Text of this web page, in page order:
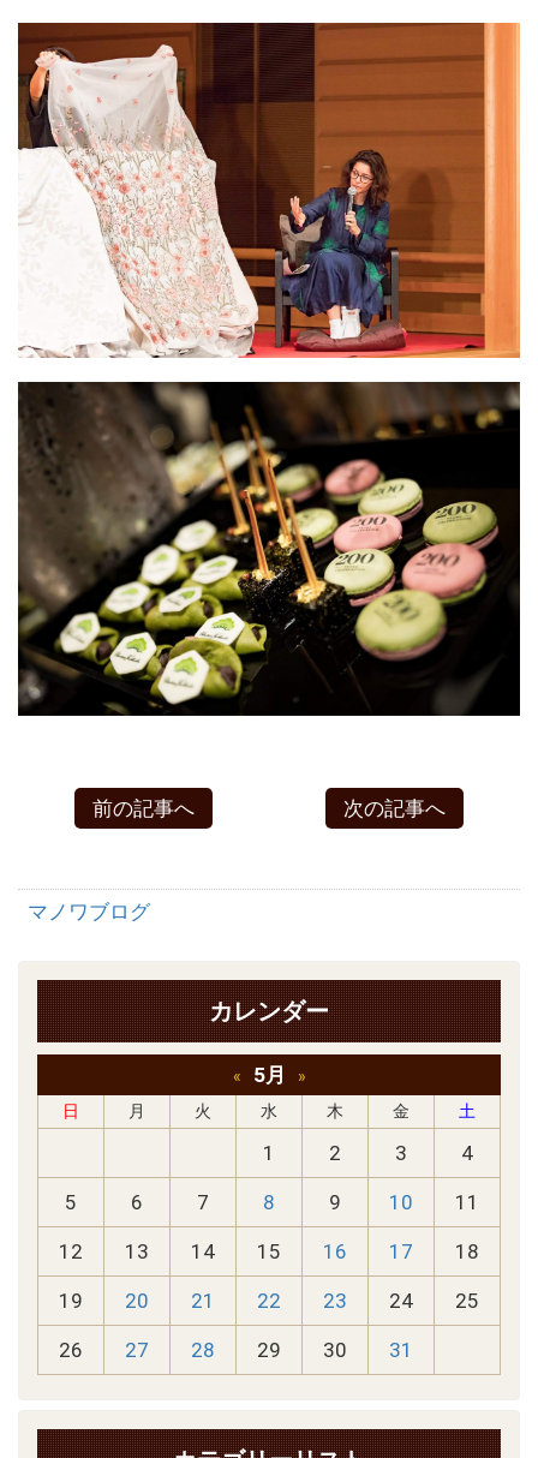
前の記事へ 次の記事へ
マノワブログ
カレンダー
« 5月
»
日
月 火 水 木 金 土
1 2 3 4
5 6 7 8 9 10 11
12 13 14 15 16 17 18
19 20 21 22 23 24 25
26 27 28 29 30 31